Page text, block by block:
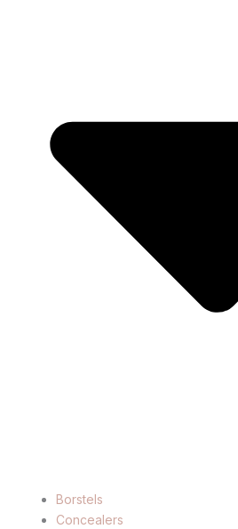
Borstels
Concealers